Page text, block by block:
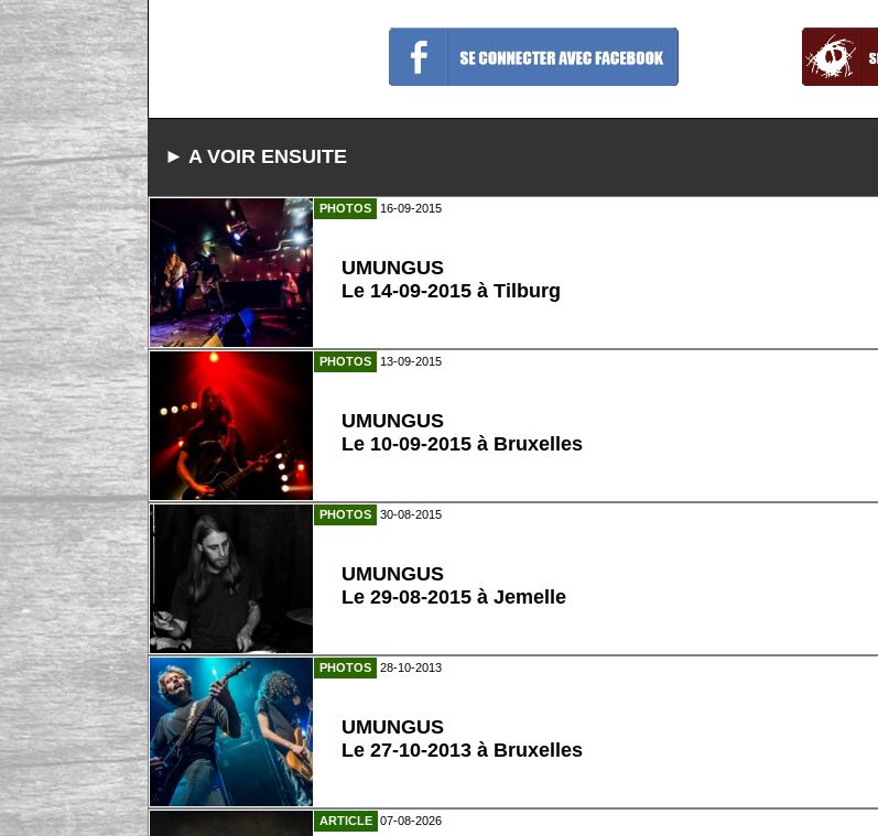
► A VOIR ENSUITE
PHOTOS 16-09-2015
UMUNGUS
Le 14-09-2015 à Tilburg
PHOTOS 13-09-2015
UMUNGUS
Le 10-09-2015 à Bruxelles
PHOTOS 30-08-2015
UMUNGUS
Le 29-08-2015 à Jemelle
PHOTOS 28-10-2013
UMUNGUS
Le 27-10-2013 à Bruxelles
ARTICLE 07-08-2026